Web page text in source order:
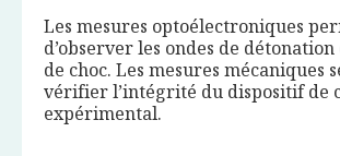
Les mesures optoélectroniques
d’observer les ondes de détonation
de choc. Les mesures mécaniques
vérifier l’intégrité du dispositif de
expérimental.